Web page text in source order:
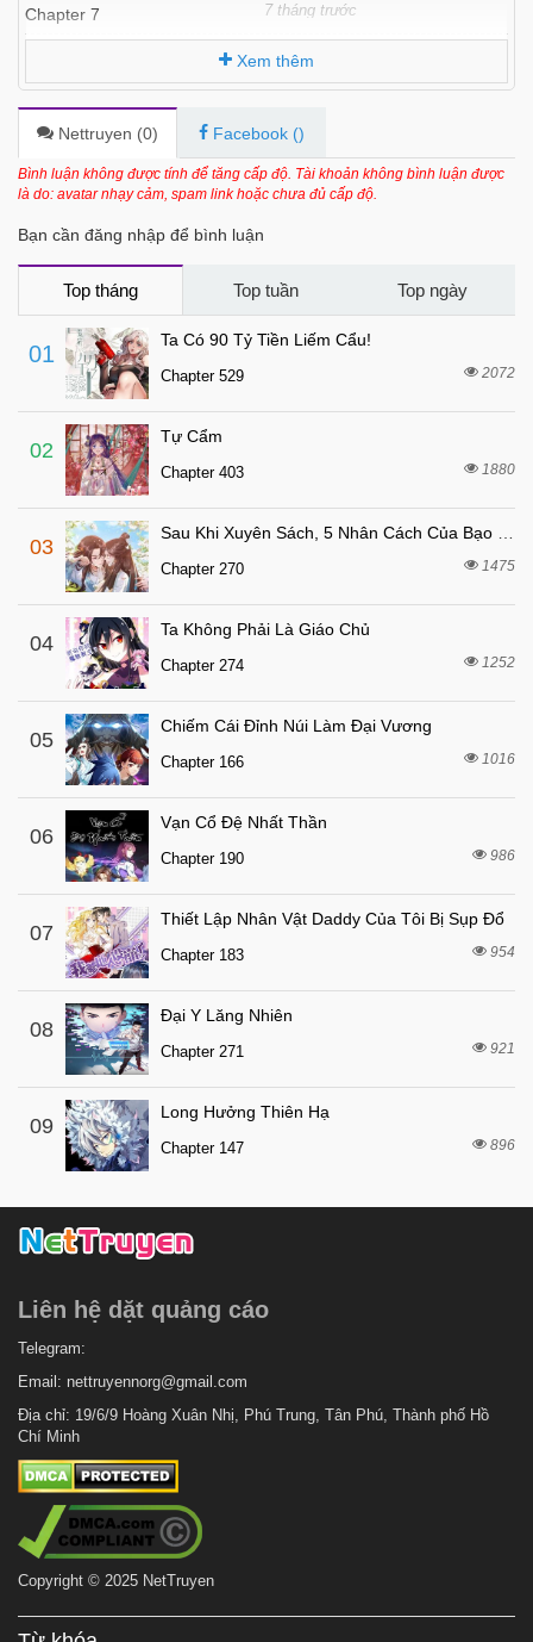
Chapter 7 7 tháng trước
Chapter 5 7 tháng trước
Chapter 4 7 tháng trước
Chapter 3 7 tháng trước
7 tháng trước
Chapter 0 7 tháng trước
Xem thêm
Nettruyen (0) Facebook ()
Bình luận không được tính để tăng cấp độ. Tài khoản không bình luận được
là do: avatar nhạy cảm, spam link hoặc chưa đủ cấp độ.
Bạn cần đăng nhập để bình luận
Top tháng Top tuần Top ngày
01
Ta Có 90 Tỷ Tiền Liếm Cẩu!
Chapter 529 2072
02
Tự Cẩm
Chapter 403 1880
03
Chapter 270 1475
04
Ta Không Phải Là Giáo Chủ
Chapter 274 1252
05
Chiếm Cái Đỉnh Núi Làm Đại Vương
Chapter 166 1016
06
Vạn Cổ Đệ Nhất Thần
Chapter 190 986
07
Thiết Lập Nhân Vật Daddy Của Tôi Bị Sụp Đổ
Chapter 183 954
08
Đại Y Lăng Nhiên
Chapter 271 921
09
Long Hưởng Thiên Hạ
Chapter 147 896
Liên hệ dặt quảng cáo
Telegram:
Email: nettruyennorg@gmail.com
Địa chỉ: 19/6/9 Hoàng Xuân Nhị, Phú Trung, Tân Phú, Thành phố Hồ
Chí Minh
Copyright © 2025 NetTruyen